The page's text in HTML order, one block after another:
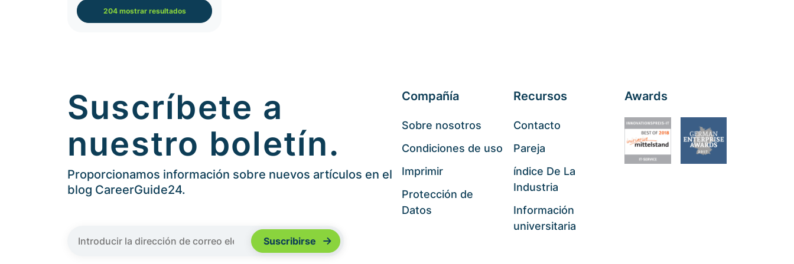
204 mostrar resultados
Suscríbete a
nuestro boletín.
Proporcionamos información sobre nuevos artículos en el
blog CareerGuide24.
Compañía
Sobre nosotros
Condiciones de uso
Imprimir
Protección de
Datos
Recursos
Contacto
Pareja
índice De La
Industria
Información
universitaria
Awards